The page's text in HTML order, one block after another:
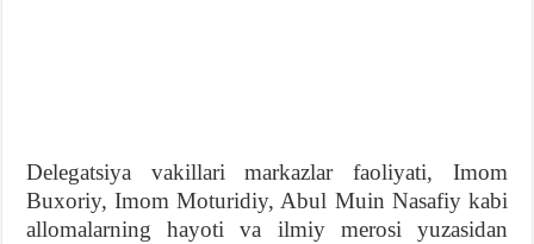
Delegatsiya vakillari markazlar faoliyati, Imom
Buxoriy, Imom Moturidiy, Abul Muin Nasafiy kabi
allomalarning hayoti va ilmiy merosi yuzasidan